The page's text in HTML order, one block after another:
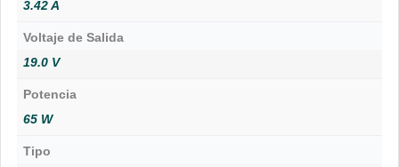
3.42 A
Voltaje de Salida
19.0 V
Potencia
65 W
Tipo